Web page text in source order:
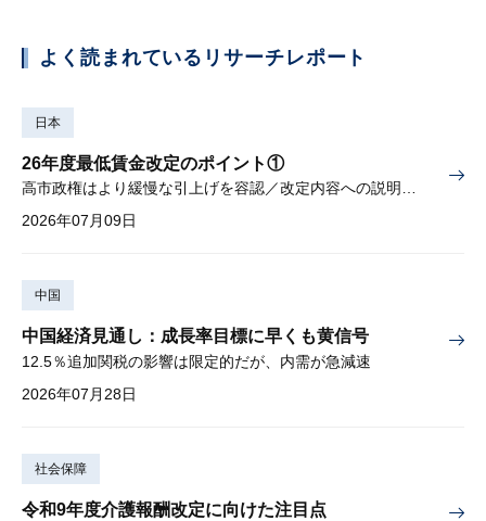
よく読まれているリサーチレポート
日本
26年度最低賃金改定のポイント①
高市政権はより緩慢な引上げを容認／改定内容への説明責任が焦点
2026年07月09日
中国
中国経済見通し：成長率目標に早くも黄信号
12.5％追加関税の影響は限定的だが、内需が急減速
2026年07月28日
社会保障
令和9年度介護報酬改定に向けた注目点